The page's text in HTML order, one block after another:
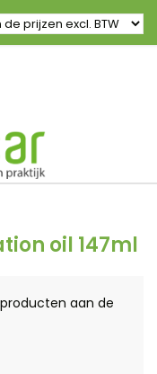
oil 147ml
aan de